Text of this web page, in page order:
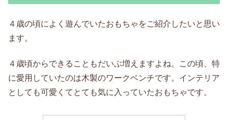
４歳の頃によく遊んでいたおもちゃをご紹介したいと思い
ます。
４歳頃からできることもだいぶ増えますよね。この頃、特
に愛用していたのは木製のワークベンチです。インテリア
としても可愛くてとても気に入っていたおもちゃです。